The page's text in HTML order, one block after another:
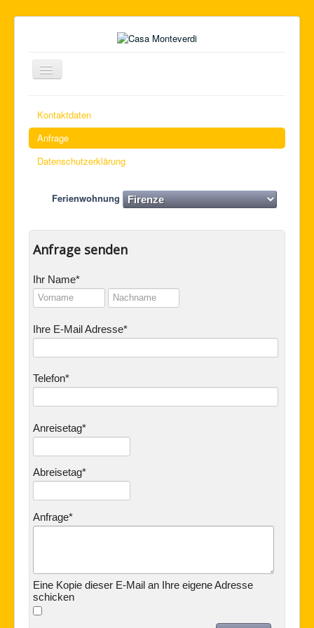
Navigation
an/aus
Wohnungen
Lage
Kontakt und Buchung
Kontaktdaten
Anfrage
Datenschutzerklärung
Ferienwohnung
Anfrage senden
Ihr Name
Ihre E-Mail Adresse
Telefon
Anreisetag
Abreisetag
Anfrage
Eine Kopie dieser E-Mail an Ihre eigene Adresse
schicken